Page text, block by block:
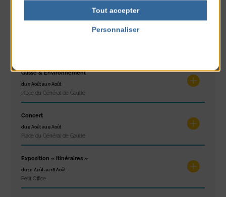
Glisse & Environnement
du 9 Août au 9 Août
Place du Général de Gaulle
Concert
du 9 Août au 9 Août
Place du Général de Gaulle
Exposition « Itinéraires »
du 10 Août au 16 Août
Petit Office
Tout accepter
Personnaliser